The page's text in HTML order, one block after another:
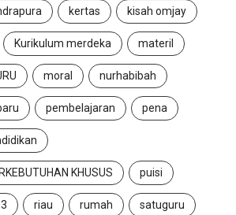
kertas kisah omjay
Kurikulum merdeka materil
moral nurhabibah
pembelajaran pena
KHUSUS puisi
riau rumah satuguru